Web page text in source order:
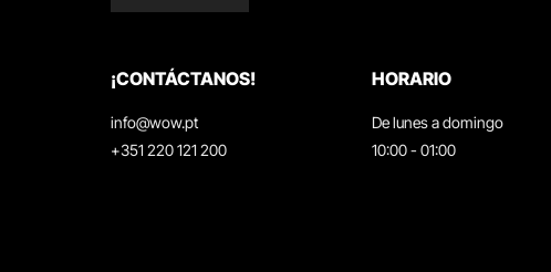
¡CONTÁCTANOS!
info@wow.pt
+351 220 121 200
HORARIO
De lunes a domingo
10:00 - 01:00